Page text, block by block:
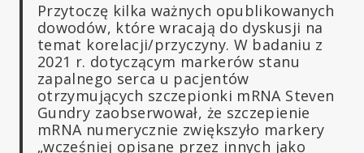
Przytoczę kilka ważnych opublikowanych
dowodów, które wracają do dyskusji na
temat korelacji/przyczyny. W badaniu z
2021 r. dotyczącym markerów stanu
zapalnego serca u pacjentów
otrzymujących szczepionki mRNA Steven
Gundry zaobserwował, że szczepienie
mRNA numerycznie zwiększyło markery
„wcześniej opisane przez innych jako